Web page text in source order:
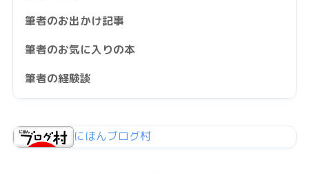
筆者のお出かけ記事
筆者のお気に入りの本
筆者の経験談
にほんブログ村